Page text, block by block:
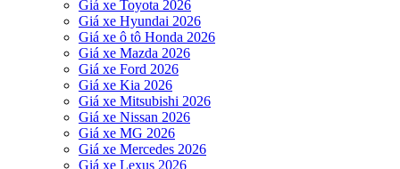
Giá xe Toyota 2026
Giá xe Hyundai 2026
Giá xe ô tô Honda 2026
Giá xe Mazda 2026
Giá xe Ford 2026
Giá xe Kia 2026
Giá xe Mitsubishi 2026
Giá xe Nissan 2026
Giá xe MG 2026
Giá xe Mercedes 2026
Giá xe Lexus 2026